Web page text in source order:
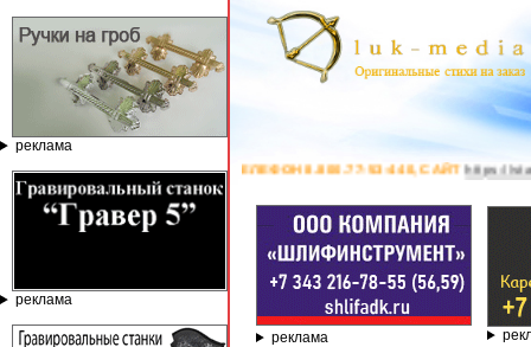
реклама
реклама
ГРАВЁР - ТЕЛЕФОН 8.800.77-53-440, САЙТhttps://stanok-
реклама